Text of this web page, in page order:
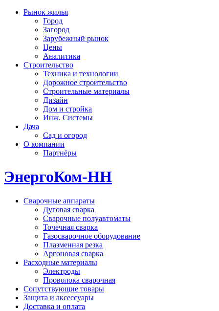
Рынок жилья
Город
Загород
Зарубежный рынок
Цены
Аналитика
Строительство
Техника и технологии
Дорожное строительство
Строительные материалы
Дизайн
Дом и стройка
Инж. Системы
Дача
Сад и огород
О компании
Партнёры
ЭнергоКом-НН
Сварочные аппараты
Дуговая сварка
Сварочные полуавтоматы
Точечная сварка
Газосварочное оборудование
Плазменная резка
Аргоновая сварка
Расходные материалы
Электроды
Проволока сварочная
Сопутствующие товары
Защита и аксессуары
Доставка и оплата